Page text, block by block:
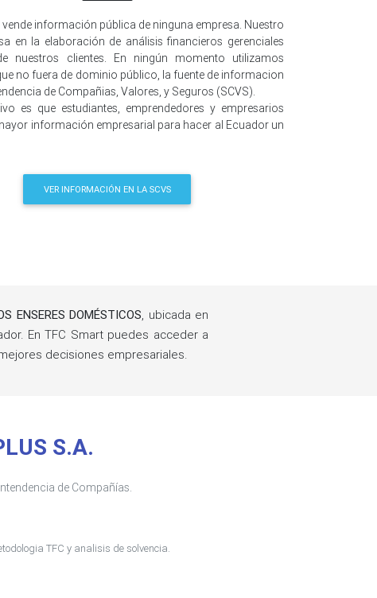
información pública de ninguna empresa. Nuestro
en la elaboración de análisis financieros gerenciales
nuestros clientes. En ningún momento utilizamos
no fuera de dominio público, la fuente de informacion
de Compañias, Valores, y Seguros (SCVS).
es que estudiantes, emprendedores y empresarios
información empresarial para hacer al Ecuador un
VER INFORMACIÓN EN LA SCVS
ENSERES DOMÉSTICOS, ubicada en
En TFC Smart puedes acceder a
decisiones empresariales.
S.A.
de Compañías.
TFC y analisis de solvencia.